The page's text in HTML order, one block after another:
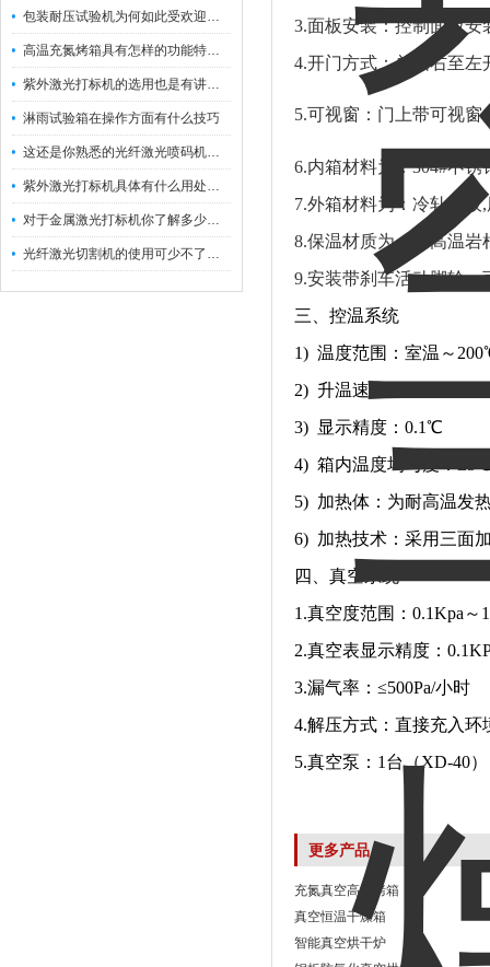
包装耐压试验机为何如此受欢迎呢？
高温充氮烤箱具有怎样的功能特点呢？
紫外激光打标机的选用也是有讲究的
淋雨试验箱在操作方面有什么技巧
这还是你熟悉的光纤激光喷码机吗？
紫外激光打标机具体有什么用处呢？
对于金属激光打标机你了解多少呢？
光纤激光切割机的使用可少不了以下步骤
3.面板安装：控制面板安
4.开门方式：单由右至左
5.可视窗：门上带可视窗
6.内箱材料为：304#不
7.外箱材料为：冷轧钢板
8.保温材质为：耐高温岩
9.安装带刹车活动脚轮，
三、 控温系统
1) 温度范围：室温～
2) 升温速率：RT～100℃
3) 显示精度：0.1℃
4) 箱内温度均匀度：
5) 加热体：为耐高温发
6) 加热技术：采用三面
四、真空系统
1.真空度范围：0.1Kpa
2.真空表显示精度：
3.漏气率：≤500Pa/小时
4.解压方式：直接充入环
5.真空泵：1台（XD-40）
更多产品
充氮真空高温烤箱
真空恒温干燥箱
智能真空烘干炉